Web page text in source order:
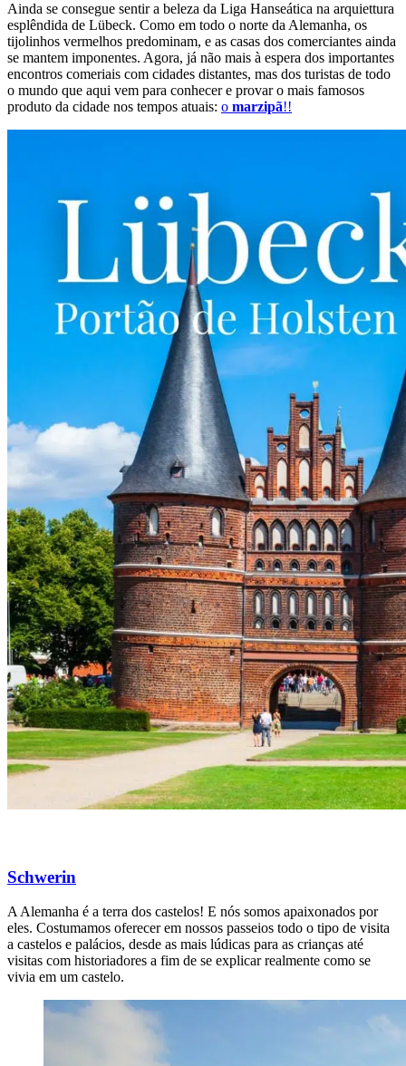
Ainda se consegue sentir a beleza da Liga Hanseática na arquiettura
esplêndida de Lübeck. Como em todo o norte da Alemanha, os
tijolinhos vermelhos predominam, e as casas dos comerciantes ainda
se mantem imponentes. Agora, já não mais à espera dos importantes
encontros comeriais com cidades distantes, mas dos turistas de todo
o mundo que aqui vem para conhecer e provar o mais famosos
produto da cidade nos tempos atuais: o marzipã!!
Schwerin
A Alemanha é a terra dos castelos! E nós somos apaixonados por
eles. Costumamos oferecer em nossos passeios todo o tipo de visita
a castelos e palácios, desde as mais lúdicas para as crianças até
visitas com historiadores a fim de se explicar realmente como se
vivia em um castelo.